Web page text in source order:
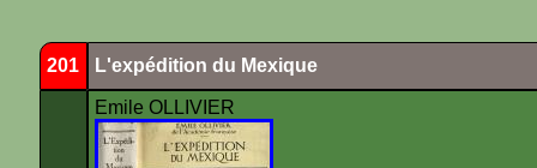
201 L'expédition du Mexique
Emile OLLIVIER